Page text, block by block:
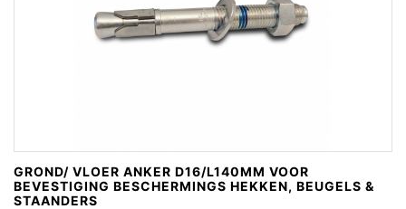
GROND/ VLOER ANKER D16/L140MM VOOR
BEVESTIGING BESCHERMINGS HEKKEN, BEUGELS &
STAANDERS